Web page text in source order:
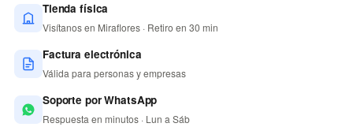
Tienda física
Visítanos en Miraflores · Retiro en 30 min
Factura electrónica
Válida para personas y empresas
Soporte por WhatsApp
Respuesta en minutos · Lun a Sáb